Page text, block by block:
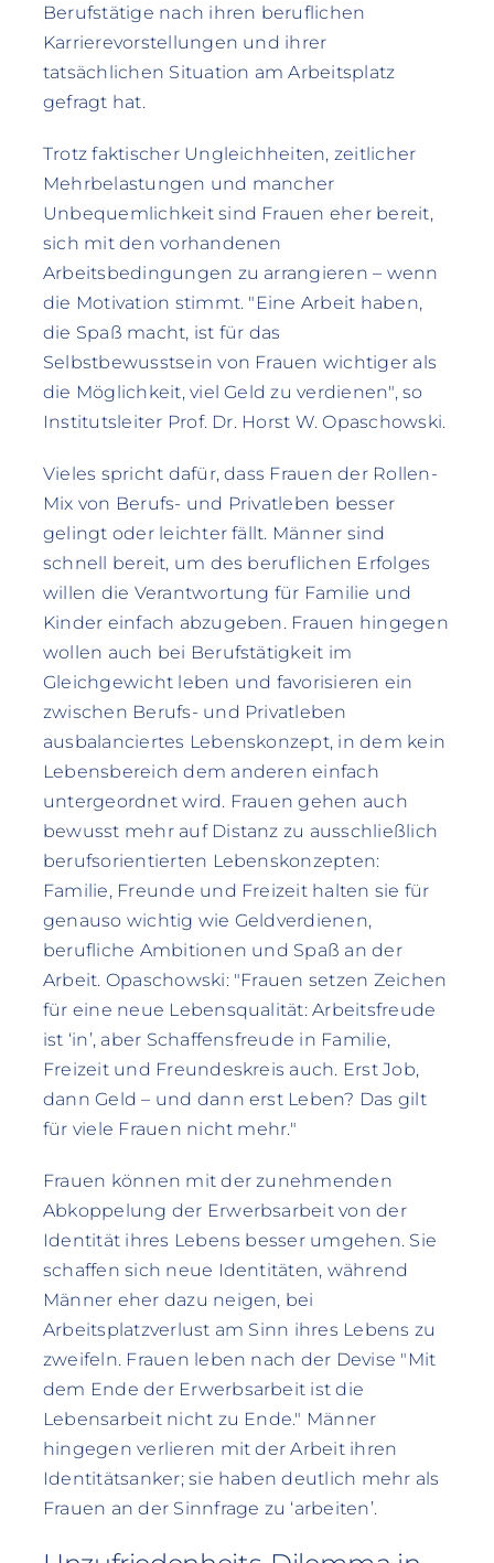
Berufstätige nach ihren beruflichen
Karrierevorstellungen und ihrer
tatsächlichen Situation am Arbeitsplatz
gefragt hat.
Trotz faktischer Ungleichheiten, zeitlicher
Mehrbelastungen und mancher
Unbequemlichkeit sind Frauen eher bereit,
sich mit den vorhandenen
Arbeitsbedingungen zu arrangieren – wenn
die Motivation stimmt. "Eine Arbeit haben,
die Spaß macht, ist für das
Selbstbewusstsein von Frauen wichtiger als
die Möglichkeit, viel Geld zu verdienen", so
Institutsleiter Prof. Dr. Horst W. Opaschowski.
Vieles spricht dafür, dass Frauen der Rollen-
Mix von Berufs- und Privatleben besser
gelingt oder leichter fällt. Männer sind
schnell bereit, um des beruflichen Erfolges
willen die Verantwortung für Familie und
Kinder einfach abzugeben. Frauen hingegen
wollen auch bei Berufstätigkeit im
Gleichgewicht leben und favorisieren ein
zwischen Berufs- und Privatleben
ausbalanciertes Lebenskonzept, in dem kein
Lebensbereich dem anderen einfach
untergeordnet wird. Frauen gehen auch
bewusst mehr auf Distanz zu ausschließlich
berufsorientierten Lebenskonzepten:
Familie, Freunde und Freizeit halten sie für
genauso wichtig wie Geldverdienen,
berufliche Ambitionen und Spaß an der
Arbeit. Opaschowski: "Frauen setzen Zeichen
für eine neue Lebensqualität: Arbeitsfreude
ist ‘in’, aber Schaffensfreude in Familie,
Freizeit und Freundeskreis auch. Erst Job,
dann Geld – und dann erst Leben? Das gilt
für viele Frauen nicht mehr."
Frauen können mit der zunehmenden
Abkoppelung der Erwerbsarbeit von der
Identität ihres Lebens besser umgehen. Sie
schaffen sich neue Identitäten, während
Männer eher dazu neigen, bei
Arbeitsplatzverlust am Sinn ihres Lebens zu
zweifeln. Frauen leben nach der Devise "Mit
dem Ende der Erwerbsarbeit ist die
Lebensarbeit nicht zu Ende." Männer
hingegen verlieren mit der Arbeit ihren
Identitätsanker; sie haben deutlich mehr als
Frauen an der Sinnfrage zu ‘arbeiten’.